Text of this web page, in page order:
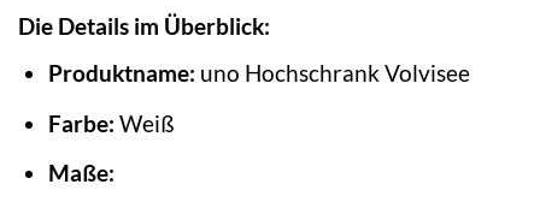
Die Details im Überblick:
Produktname: uno Hochschrank Volvisee
Farbe: Weiß
Maße: